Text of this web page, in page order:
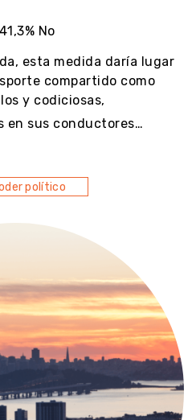
No
esta medida daría lugar
compartido como
y codiciosas,
en sus conductores…
político